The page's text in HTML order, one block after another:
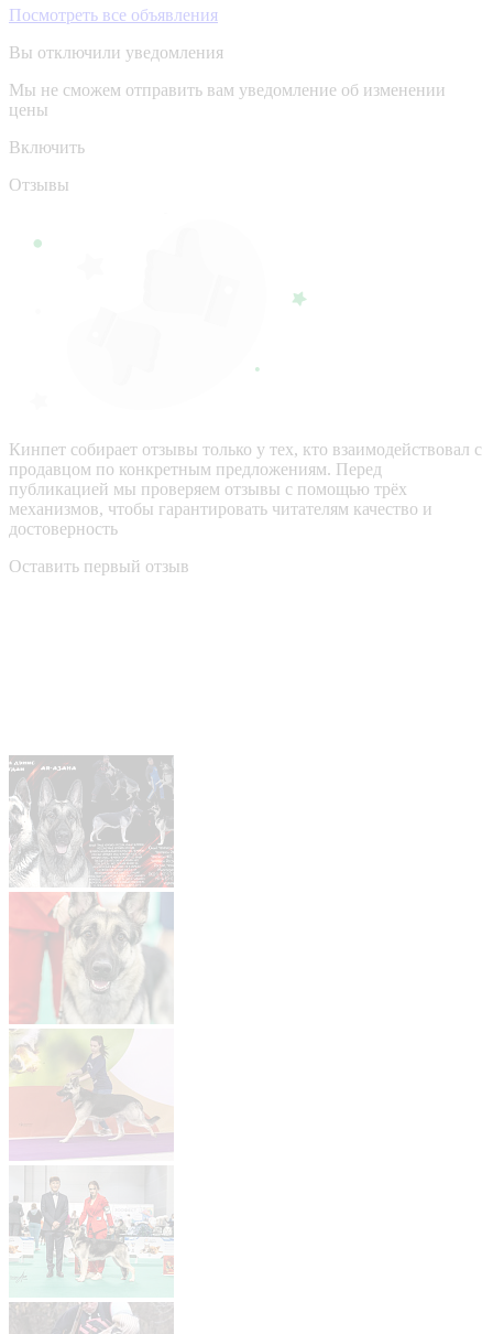
Посмотреть все объявления
Вы отключили уведомления
Мы не сможем отправить вам уведомление об изменении
цены
Включить
Отзывы
Кинпет собирает отзывы только у тех, кто взаимодействовал с
продавцом по конкретным предложениям. Перед
публикацией мы проверяем отзывы с помощью трёх
механизмов, чтобы гарантировать читателям качество и
достоверность
Оставить первый отзыв